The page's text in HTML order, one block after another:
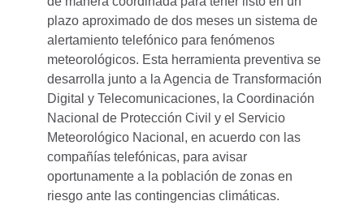
plazo aproximado de dos meses un sistema de
alertamiento telefónico para fenómenos
meteorológicos. Esta herramienta preventiva se
desarrolla junto a la Agencia de Transformación
Digital y Telecomunicaciones, la Coordinación
Nacional de Protección Civil y el Servicio
Meteorológico Nacional, en acuerdo con las
compañías telefónicas, para avisar
oportunamente a la población de zonas en
riesgo ante las contingencias climáticas.